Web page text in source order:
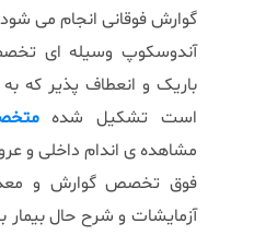
گوارش فوقانی انجام می
آندوسکوپ وسیله ای
باریک و انعطاف پذیر که
است تشکیل شده
مشاهده ی اندام داخلی و
فوق تخصص گوارش و معده
آزمایشات و شرح حال